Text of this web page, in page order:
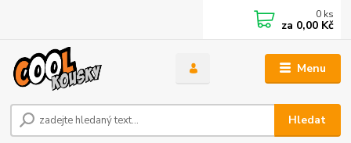
Menu
Hledat
0 ks
za 0,00 Kč